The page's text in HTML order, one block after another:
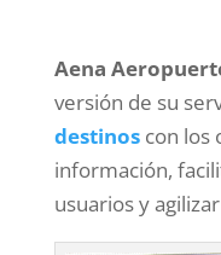
Aena
versión de su
destinoscon los
información,
usuarios y